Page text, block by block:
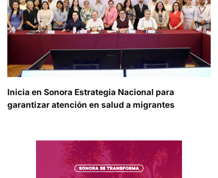
Inicia en Sonora Estrategia Nacional para
garantizar atención en salud a migrantes